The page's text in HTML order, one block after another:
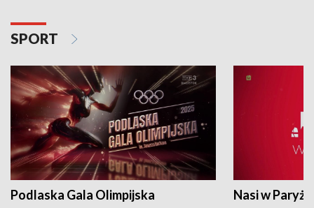
SPORT
Podlaska Gala Olimpijska Nasi w Paryżu